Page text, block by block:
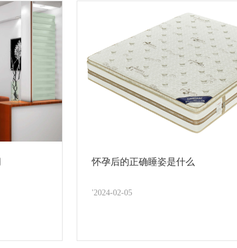
怀孕后的正确睡姿是什么
'2024-02-05